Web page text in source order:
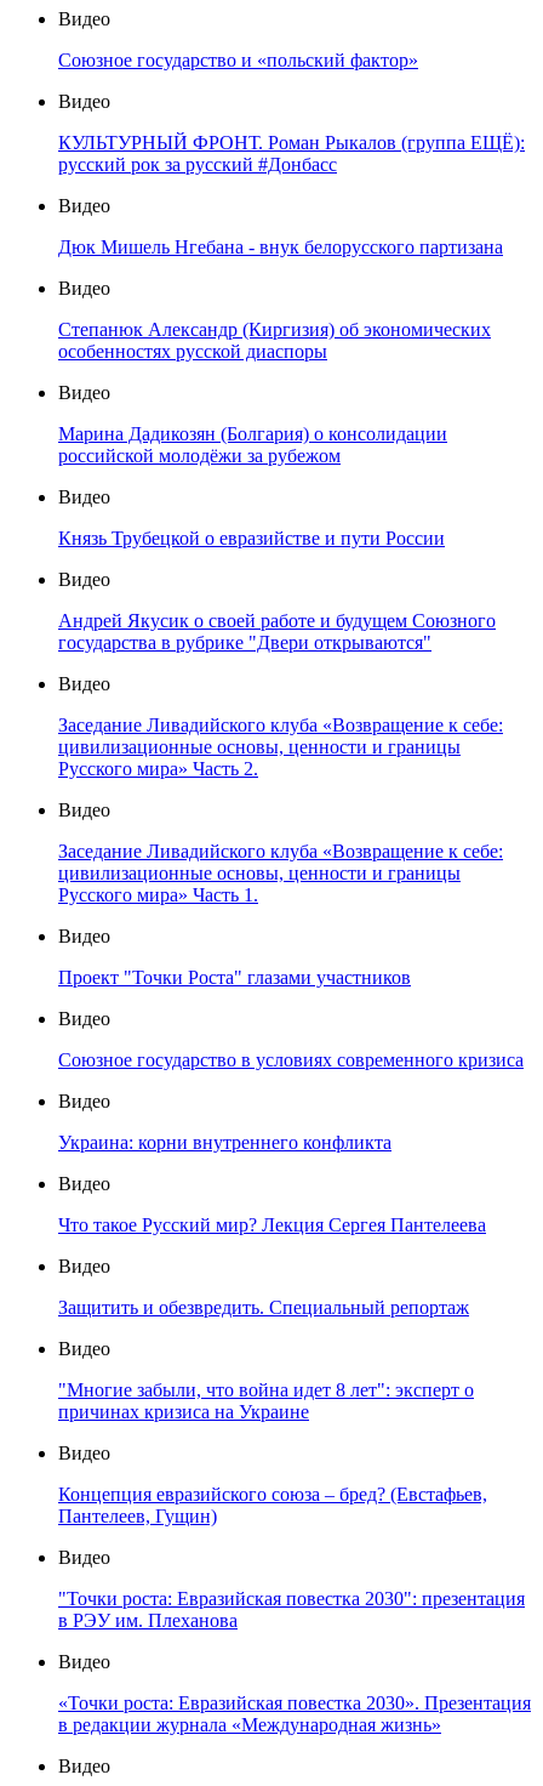
Видео
Союзное государство и «польский фактор»
Видео
КУЛЬТУРНЫЙ ФРОНТ. Роман Рыкалов (группа ЕЩЁ):
русский рок за русский #Донбасс
Видео
Дюк Мишель Нгебана - внук белорусского партизана
Видео
Степанюк Александр (Киргизия) об экономических
особенностях русской диаспоры
Видео
Марина Дадикозян (Болгария) о консолидации
российской молодёжи за рубежом
Видео
Князь Трубецкой о евразийстве и пути России
Видео
Андрей Якусик о своей работе и будущем Союзного
государства в рубрике "Двери открываются"
Видео
Заседание Ливадийского клуба «Возвращение к себе:
цивилизационные основы, ценности и границы
Русского мира» Часть 2.
Видео
Заседание Ливадийского клуба «Возвращение к себе:
цивилизационные основы, ценности и границы
Русского мира» Часть 1.
Видео
Проект "Точки Роста" глазами участников
Видео
Союзное государство в условиях современного кризиса
Видео
Украина: корни внутреннего конфликта
Видео
Что такое Русский мир? Лекция Сергея Пантелеева
Видео
Защитить и обезвредить. Специальный репортаж
Видео
"Многие забыли, что война идет 8 лет": эксперт о
причинах кризиса на Украине
Видео
Концепция евразийского союза – бред? (Евстафьев,
Пантелеев, Гущин)
Видео
"Точки роста: Евразийская повестка 2030": презентация
в РЭУ им. Плеханова
Видео
«Точки роста: Евразийская повестка 2030». Презентация
в редакции журнала «Международная жизнь»
Видео